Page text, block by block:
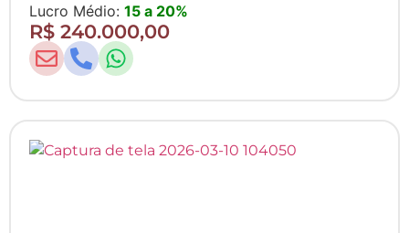
Lucro Médio: 15 a 20%
R$ 240.000,00